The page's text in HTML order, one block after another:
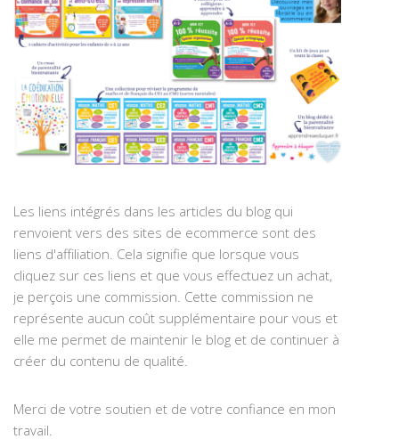
Les liens intégrés dans les articles du blog qui
renvoient vers des sites de ecommerce sont des
liens d'affiliation. Cela signifie que lorsque vous
cliquez sur ces liens et que vous effectuez un achat,
je perçois une commission. Cette commission ne
représente aucun coût supplémentaire pour vous et
elle me permet de maintenir le blog et de continuer à
créer du contenu de qualité.
Merci de votre soutien et de votre confiance en mon
travail.